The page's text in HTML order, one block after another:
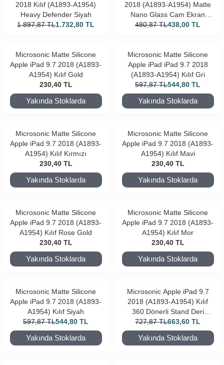
2018 Kılıf (A1893-A1954)
Heavy Defender Siyah
1.897,87 TL1.732,80 TL
2018 (A1893-A1954) Matte
Nano Glass Cam Ekran
Koruyucu
480,87 TL438,00 TL
Microsonic Matte Silicone
Apple iPad 9.7 2018 (A1893-
A1954) Kılıf Gold
230,40 TL
Yakında Stoklarda
Microsonic Matte Silicone
Apple iPad iPad 9.7 2018
(A1893-A1954) Kılıf Gri
597,87 TL544,80 TL
Yakında Stoklarda
Microsonic Matte Silicone
Apple iPad 9.7 2018 (A1893-
A1954) Kılıf Kırmızı
230,40 TL
Yakında Stoklarda
Microsonic Matte Silicone
Apple iPad 9.7 2018 (A1893-
A1954) Kılıf Mavi
230,40 TL
Yakında Stoklarda
Microsonic Matte Silicone
Apple iPad 9.7 2018 (A1893-
A1954) Kılıf Rose Gold
230,40 TL
Yakında Stoklarda
Microsonic Matte Silicone
Apple iPad 9.7 2018 (A1893-
A1954) Kılıf Mor
230,40 TL
Yakında Stoklarda
Microsonic Matte Silicone
Apple iPad 9.7 2018 (A1893-
A1954) Kılıf Siyah
597,87 TL544,80 TL
Yakında Stoklarda
Microsonic Apple iPad 9.7
2018 (A1893-A1954) Kılıf
360 Dönerli Stand Deri
Gümüş
727,87 TL663,60 TL
Yakında Stoklarda